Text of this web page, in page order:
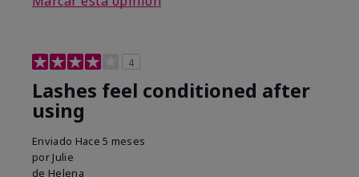
4
Lashes feel conditioned after
using
Enviado Hace 5 meses
por Julie
de Helena